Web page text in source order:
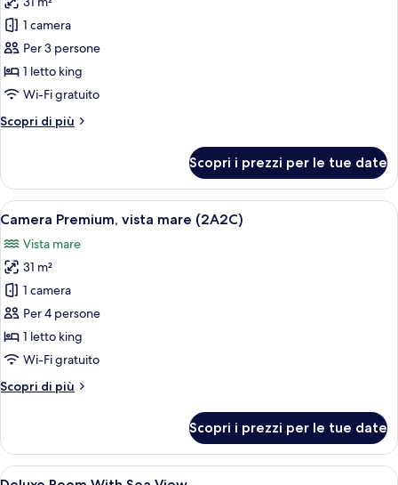
foto
per
Camera
Premium,
vista
(2A1C)
1 camera
Per 3 persone
1 letto king
Wi-Fi gratuito
Scopri di più
Altri
Premium,
vista
mare
Scopri i prezzi per le tue date
Apri
tutte
le
foto
per
Camera
Premium,
vista
(2A2C)
Una camera d'albergo con un letto
5
Camera Premium, vista mare (2A2C)
Vista mare
31 m²
1 camera
Per 4 persone
1 letto king
Wi-Fi gratuito
Scopri di più
Altri
Premium,
vista
mare
Scopri i prezzi per le tue date
Apri
Biancheria da letto di alta qualità,
6